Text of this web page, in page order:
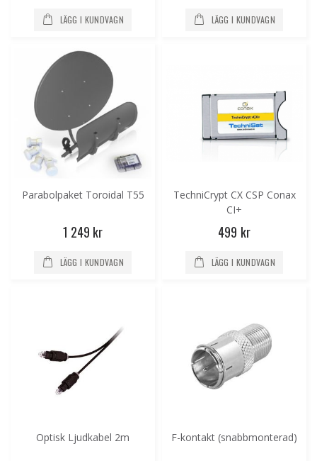
LÄGG I KUNDVAGN LÄGG I KUNDVAGN
Parabolpaket Toroidal T55
1 249 kr
LÄGG I KUNDVAGN
TechniCrypt CX CSP Conax
CI+
499 kr
LÄGG I KUNDVAGN
Optisk Ljudkabel 2m F-kontakt (snabbmonterad)